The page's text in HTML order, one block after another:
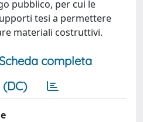
pubblico, per cui le
tesi a permettere
materiali costruttivi.
completa